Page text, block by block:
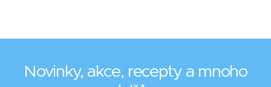
Novinky, akce, recepty a mnoho